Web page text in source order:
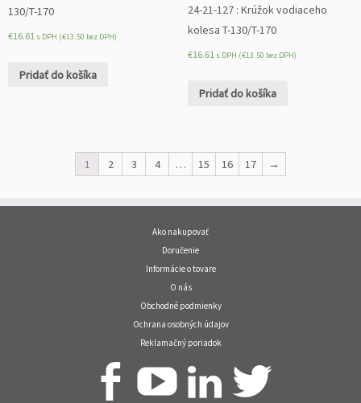
130/T-170
€16.61 s DPH (€13.50 bez DPH)
Pridať do košíka
24-21-127 : Krúžok vodiaceho
kolesa T-130/T-170
€16.61 s DPH (€13.50 bez DPH)
Pridať do košíka
1 2 3 4 … 15 16 17 →
Ako nakupovať
Doručenie
Informácie o tovare
O nás
Obchodné podmienky
Ochrana osobných údajov
Reklamačný poriadok